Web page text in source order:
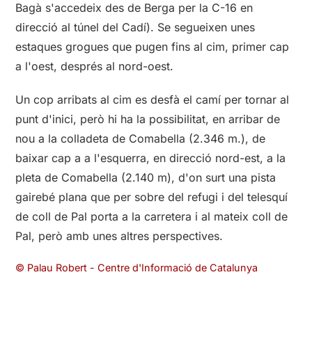
Bagà s'accedeix des de Berga per la C-16 en
direcció al túnel del Cadí). Se segueixen unes
estaques grogues que pugen fins al cim, primer cap
a l'oest, després al nord-oest.
Un cop arribats al cim es desfà el camí per tornar al
punt d'inici, però hi ha la possibilitat, en arribar de
nou a la colladeta de Comabella (2.346 m.), de
baixar cap a a l'esquerra, en direcció nord-est, a la
pleta de Comabella (2.140 m), d'on surt una pista
gairebé plana que per sobre del refugi i del telesquí
de coll de Pal porta a la carretera i al mateix coll de
Pal, però amb unes altres perspectives.
© Palau Robert - Centre d'Informació de Catalunya